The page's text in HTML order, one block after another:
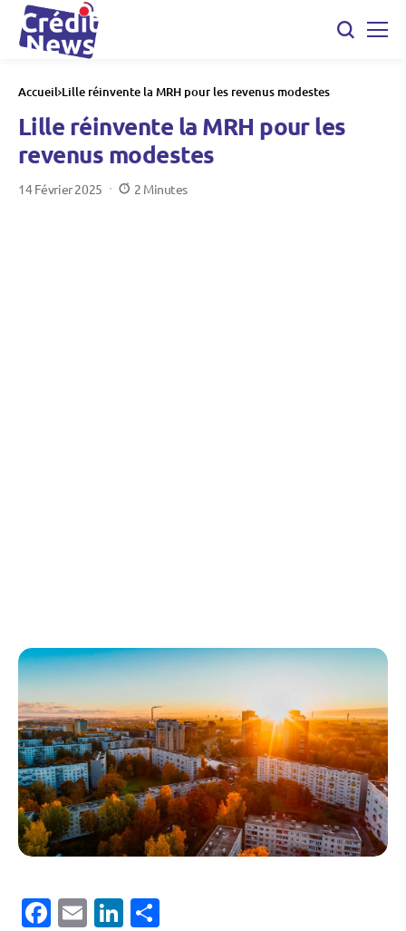
Accueil Lille réinvente la MRH pour les revenus modestes
Lille réinvente la MRH pour les
revenus modestes
14 Février 2025 2 Minutes
Facebook
EmailLinkedIn